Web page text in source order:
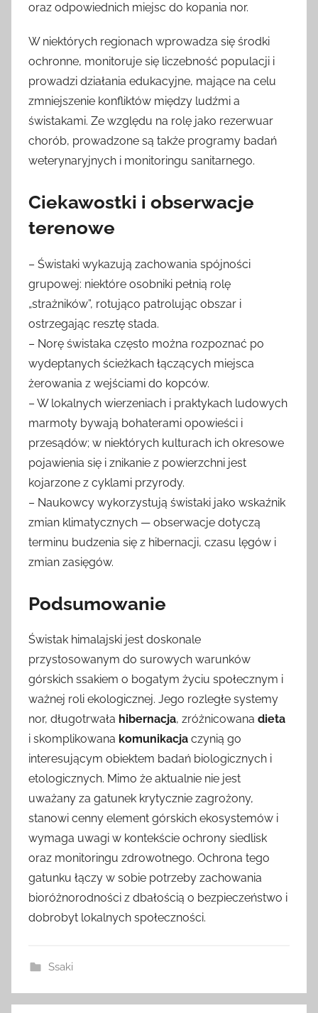
oraz odpowiednich miejsc do kopania nor.
W niektórych regionach wprowadza się środki
ochronne, monitoruje się liczebność populacji i
prowadzi działania edukacyjne, mające na celu
zmniejszenie konfliktów między ludźmi a
świstakami. Ze względu na rolę jako rezerwuar
chorób, prowadzone są także programy badań
weterynaryjnych i monitoringu sanitarnego.
Ciekawostki i obserwacje
terenowe
– Świstaki wykazują zachowania spójności
grupowej: niektóre osobniki pełnią rolę
„strażników”, rotująco patrolując obszar i
ostrzegając resztę stada.
– Norę świstaka często można rozpoznać po
wydeptanych ścieżkach łączących miejsca
żerowania z wejściami do kopców.
– W lokalnych wierzeniach i praktykach ludowych
marmoty bywają bohaterami opowieści i
przesądów; w niektórych kulturach ich okresowe
pojawienia się i znikanie z powierzchni jest
kojarzone z cyklami przyrody.
– Naukowcy wykorzystują świstaki jako wskaźnik
zmian klimatycznych — obserwacje dotyczą
terminu budzenia się z hibernacji, czasu lęgów i
zmian zasięgów.
Podsumowanie
Świstak himalajski jest doskonale
przystosowanym do surowych warunków
górskich ssakiem o bogatym życiu społecznym i
ważnej roli ekologicznej. Jego rozległe systemy
nor, długotrwała hibernacja, zróżnicowana dieta
i skomplikowana komunikacja czynią go
interesującym obiektem badań biologicznych i
etologicznych. Mimo że aktualnie nie jest
uważany za gatunek krytycznie zagrożony,
stanowi cenny element górskich ekosystemów i
wymaga uwagi w kontekście ochrony siedlisk
oraz monitoringu zdrowotnego. Ochrona tego
gatunku łączy w sobie potrzeby zachowania
bioróżnorodności z dbałością o bezpieczeństwo i
dobrobyt lokalnych społeczności.
Ssaki